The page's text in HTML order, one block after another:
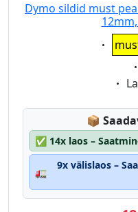
Dymo sildid must
📦
✅ 14x laos –
🚛
9x välislaos –